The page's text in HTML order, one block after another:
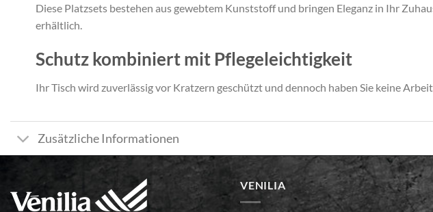
Diese Platzsets bestehen aus gewebtem Kunststoff und bringen Eleganz in Ihr
erhältlich.
Schutz kombiniert mit Pflegeleichtigkeit
Ihr Tisch wird zuverlässig vor Kratzern geschützt und dennoch haben Sie keine
Zusätzliche Informationen
VENILIA